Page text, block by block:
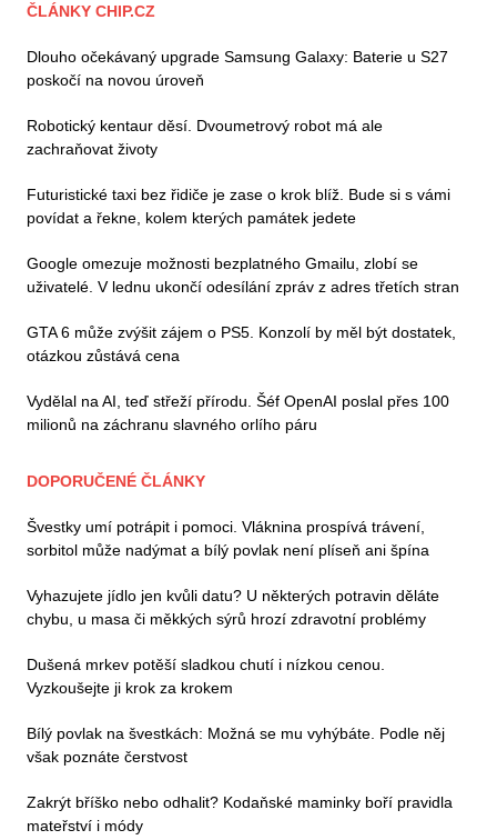
ČLÁNKY CHIP.CZ
Dlouho očekávaný upgrade Samsung Galaxy: Baterie u S27
poskočí na novou úroveň
Robotický kentaur děsí. Dvoumetrový robot má ale
zachraňovat životy
Futuristické taxi bez řidiče je zase o krok blíž. Bude si s vámi
povídat a řekne, kolem kterých památek jedete
Google omezuje možnosti bezplatného Gmailu, zlobí se
uživatelé. V lednu ukončí odesílání zpráv z adres třetích stran
GTA 6 může zvýšit zájem o PS5. Konzolí by měl být dostatek,
otázkou zůstává cena
Vydělal na AI, teď střeží přírodu. Šéf OpenAI poslal přes 100
milionů na záchranu slavného orlího páru
DOPORUČENÉ ČLÁNKY
Švestky umí potrápit i pomoci. Vláknina prospívá trávení,
sorbitol může nadýmat a bílý povlak není plíseň ani špína
Vyhazujete jídlo jen kvůli datu? U některých potravin děláte
chybu, u masa či měkkých sýrů hrozí zdravotní problémy
Dušená mrkev potěší sladkou chutí i nízkou cenou.
Vyzkoušejte ji krok za krokem
Bílý povlak na švestkách: Možná se mu vyhýbáte. Podle něj
však poznáte čerstvost
Zakrýt bříško nebo odhalit? Kodaňské maminky boří pravidla
mateřství i módy